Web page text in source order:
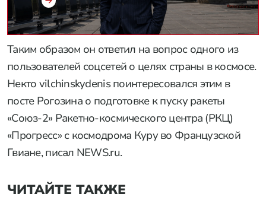
Таким образом он ответил на вопрос одного из
пользователей соцсетей о целях страны в космосе.
Некто vilchinskydenis поинтересовался этим в
посте Рогозина о подготовке к пуску ракеты
«Союз-2» Ракетно-космического центра (РКЦ)
«Прогресс» с космодрома Куру во Французской
Гвиане, писал NEWS.ru.
ЧИТАЙТЕ ТАКЖЕ